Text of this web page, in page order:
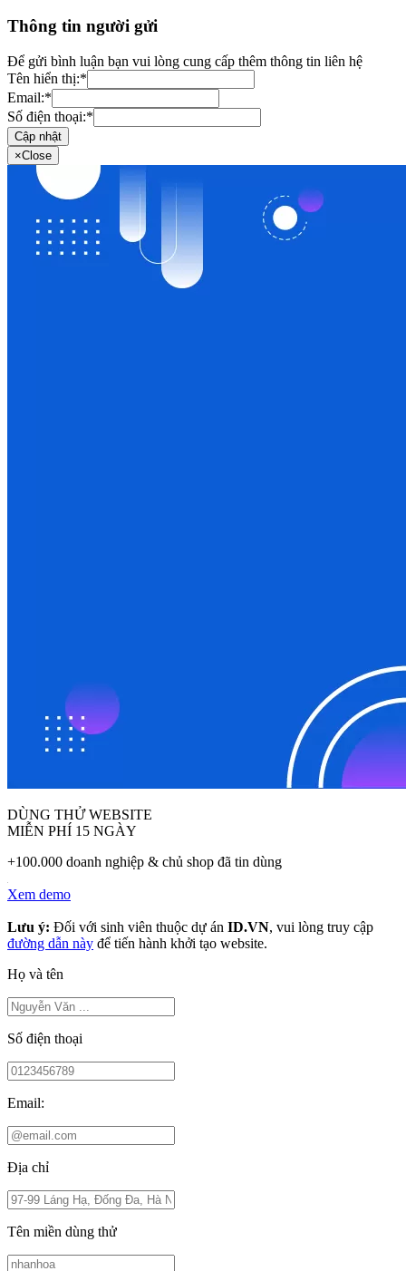
Thông tin người gửi
Để gửi bình luận bạn vui lòng cung cấp thêm thông tin liên hệ
Tên hiển thị:*
Email:*
Số điện thoại:*
Cập nhật
×Close
DÙNG THỬ WEBSITE
MIỄN PHÍ 15 NGÀY
+100.000 doanh nghiệp & chủ shop đã tin dùng
Xem demo
Lưu ý: Đối với sinh viên thuộc dự án ID.VN, vui lòng truy cập
đường dẫn này để tiến hành khởi tạo website.
Họ và tên
Số điện thoại
Email:
Địa chỉ
Tên miền dùng thử